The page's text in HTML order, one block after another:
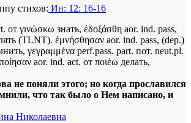
стихов: Ин: 12: 16-16
от γινώσκω знать, έδοξάσθη aor. ind. pass,
(TLNT). έμνήσθησαν aor. ind. pass, (dep.)
γεγραμμένα perf.pass. part. пот. neut.pl.
aor. ind. act. от ποιέω делать,
не поняли этого; но когда прославился
что так было о Нем написано, и
Николаевна